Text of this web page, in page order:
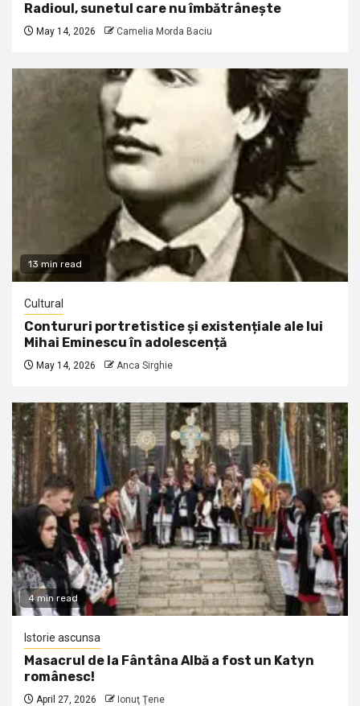
Radioul, sunetul care nu îmbătrânește
May 14, 2026 Camelia Morda Baciu
13 min read
Cultural
Contururi portretistice și existențiale ale lui
Mihai Eminescu în adolescență
May 14, 2026 Anca Sirghie
4 min read
Istorie ascunsa
Masacrul de la Fântâna Albă a fost un Katyn
românesc!
April 27, 2026 Ionuţ Ţene